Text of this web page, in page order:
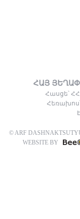
ՀԱՅ
Հասցե՝
© ARF
WEBSITE BY